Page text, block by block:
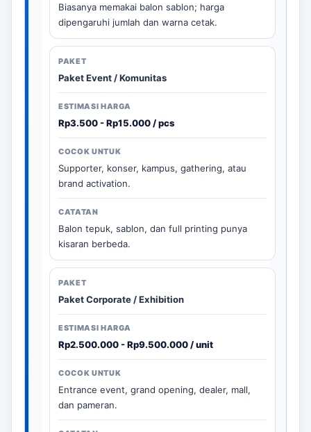
Biasanya memakai balon sablon; harga
dipengaruhi jumlah dan warna cetak.
Paket Event / Komunitas
Rp3.500 - Rp15.000 / pcs
Supporter, konser, kampus, gathering, atau
brand activation.
Balon tepuk, sablon, dan full printing punya
kisaran berbeda.
Paket Corporate / Exhibition
Rp2.500.000 - Rp9.500.000 / unit
Entrance event, grand opening, dealer, mall,
dan pameran.